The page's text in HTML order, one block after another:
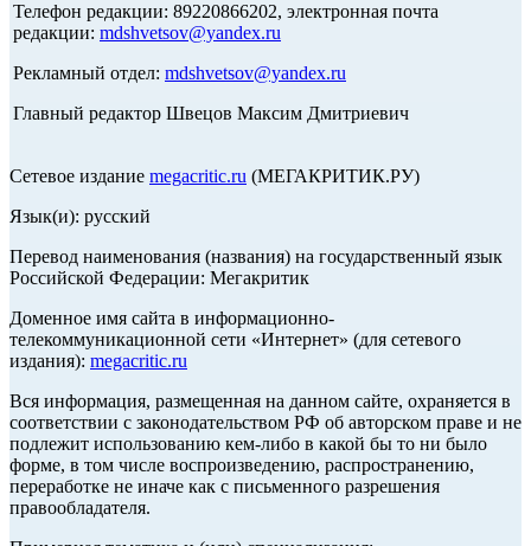
Телефон редакции: 89220866202, электронная почта
редакции: mdshvetsov@yandex.ru
Рекламный отдел: mdshvetsov@yandex.ru
Главный редактор Швецов Максим Дмитриевич
Сетевое издание megacritic.ru (МЕГАКРИТИК.РУ)
Язык(и): русский
Перевод наименования (названия) на государственный язык
Российской Федерации: Мегакритик
Доменное имя сайта в информационно-
телекоммуникационной сети «Интернет» (для сетевого
издания): megacritic.ru
Вся информация, размещенная на данном сайте, охраняется в
соответствии с законодательством РФ об авторском праве и не
подлежит использованию кем-либо в какой бы то ни было
форме, в том числе воспроизведению, распространению,
переработке не иначе как с письменного разрешения
правообладателя.